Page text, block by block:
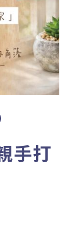
手打